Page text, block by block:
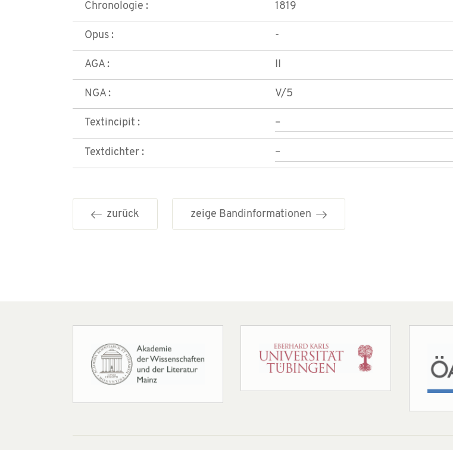
Chronologie : 1819
Opus : -
AGA : II
NGA : V/5
Textincipit : –
Textdichter : –
zurück zeige Bandinformationen